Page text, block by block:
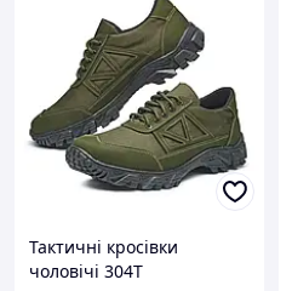
Тактичні кросівки
чоловічі 304Т